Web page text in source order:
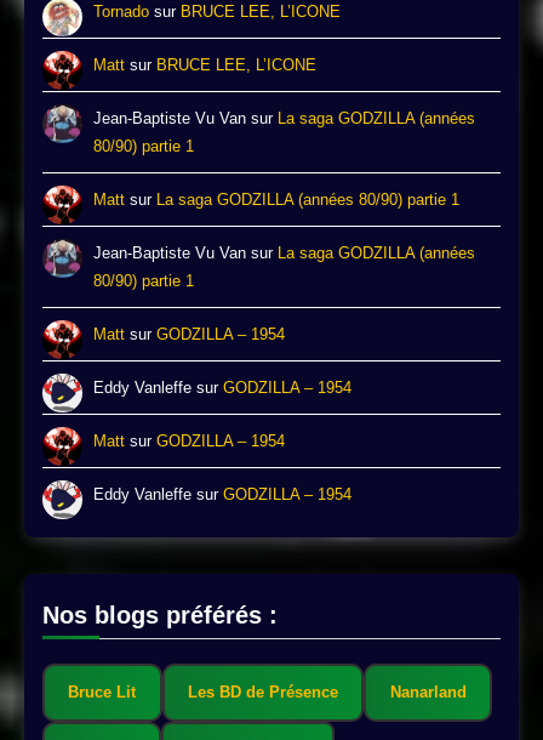
Tornado sur BRUCE LEE, L’ICONE
Matt sur BRUCE LEE, L’ICONE
Jean-Baptiste Vu Van sur La saga GODZILLA (années
80/90) partie 1
Matt sur La saga GODZILLA (années 80/90) partie 1
Jean-Baptiste Vu Van sur La saga GODZILLA (années
80/90) partie 1
Matt surGODZILLA – 1954
Eddy Vanleffe surGODZILLA – 1954
Matt surGODZILLA – 1954
Eddy Vanleffe surGODZILLA – 1954
Nos blogs préférés :
Bruce Lit Les BD de Présence Nanarland